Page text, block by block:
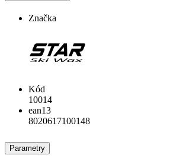
Značka
Kód
10014
ean13
8020617100148
Parametry